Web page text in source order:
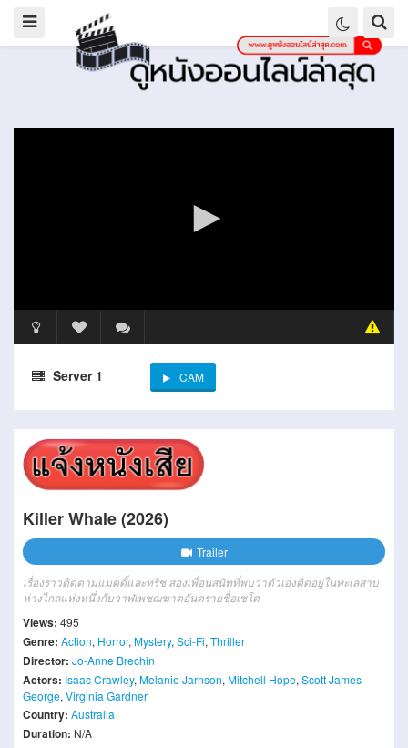
Server 1 CAM
Killer Whale (2026)
Trailer
เรื่องราวติดตามแมดดี้และทริช สองเพื่อนสนิทที่พบว่าตัวเองติดอยู่ในทะเลสาบ
ห่างไกลแห่งหนึ่งกับวาฬเพชฌฆาตอันตรายชื่อเซโต
Views: 495
Genre: Action, Horror, Mystery, Sci-Fi, Thriller
Director: Jo-Anne Brechin
Actors: Isaac Crawley, Melanie Jarnson, Mitchell Hope, Scott James
George, Virginia Gardner
Country: Australia
Duration: N/A